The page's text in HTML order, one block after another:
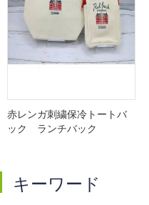
赤レンガ刺繍保冷トートバ
ック ランチバック
キーワード